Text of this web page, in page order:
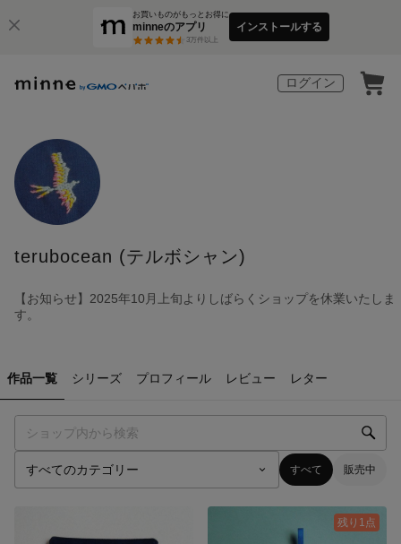
お買いものがもっとお得に
minneのアプリ
3万件以上
インストールする
ログイン
terubocean (テルボシャン)
【お知らせ】2025年10月上旬よりしばらくショップを休業いたしま
す。
作品一覧 シリーズ プロフィール レビュー レター
すべて 販売中
残り1点